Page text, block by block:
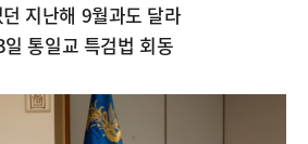
지난해 9월과도 달라
통일교 특검법 회동